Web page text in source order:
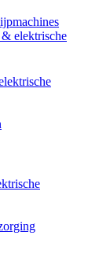
elektrische